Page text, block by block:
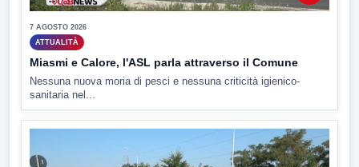
7 AGOSTO 2026
ATTUALITÀ
Miasmi e Calore, l'ASL parla attraverso il Comune
Nessuna nuova moria di pesci e nessuna criticità igienico-
sanitaria nel...